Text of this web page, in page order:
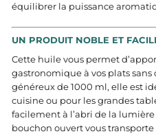
équilibrer la puissance
UN PRODUIT NOBLE ET
Cette huile vous permet
gastronomique à vos plats
généreux de 1000 ml, elle est
cuisine ou pour les grandes
facilement à l’abri de la
bouchon ouvert vous